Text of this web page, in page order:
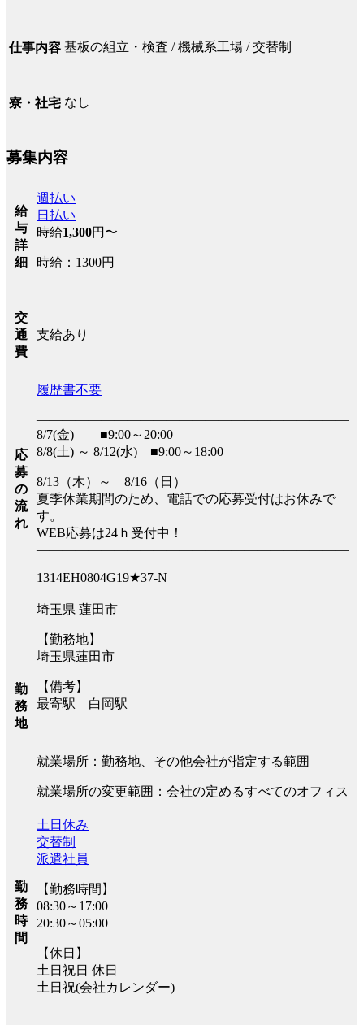
仕事内容 基板の組立・検査 / 機械系工場 / 交替制
寮・社宅 なし
募集内容
給
与
詳
細
週払い
日払い
時給1,300円〜
時給：1300円
交
通
費
支給あり
応
募
の
流
れ
履歴書不要
――――――――――――――――――――――――
8/7(金) ■9:00～20:00
8/8(土) ～ 8/12(水) ■9:00～18:00
8/13（木）～ 8/16（日）
夏季休業期間のため、電話での応募受付はお休みで
す。
WEB応募は24ｈ受付中！
――――――――――――――――――――――――
1314EH0804G19★37-N
勤
務
地
埼玉県 蓮田市
【勤務地】
埼玉県蓮田市
【備考】
最寄駅 白岡駅
就業場所：勤務地、その他会社が指定する範囲
就業場所の変更範囲：会社の定めるすべてのオフィス
勤
務
時
間
土日休み
交替制
派遣社員
【勤務時間】
08:30～17:00
20:30～05:00
【休日】
土日祝日 休日
土日祝(会社カレンダー)